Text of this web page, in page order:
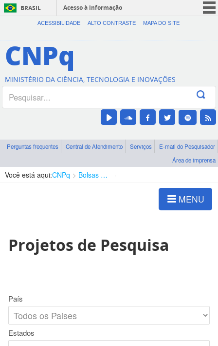
BRASIL
Acesso à informação
CORONAVÍRUS (COVID-19)
Canais
ACESSIBILIDADE ALTO CONTRASTE MAPA DO SITE
CNPq
MINISTÉRIO DA CIÊNCIA, TECNOLOGIA E INOVAÇÕES
Perguntas frequentes Central de Atendimento Serviços
E-mail do Pesquisador
Área de imprensa
Você está aqui:CNPq Bolsas e Auxílios Vigentes
MENU
Projetos de Pesquisa
País
Estados